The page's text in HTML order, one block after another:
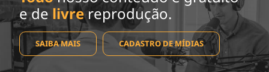
e de livrereprodução.
SAIBA MAIS CADASTRO DE MÍDIAS